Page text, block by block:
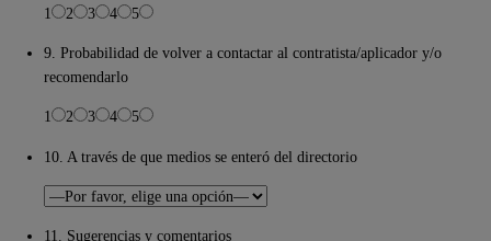
1 2 3 4 5
9. Probabilidad de volver a contactar al contratista/aplicador y/o
recomendarlo
1 2 3 4 5
10. A través de que medios se enteró del directorio
11. Sugerencias y comentarios